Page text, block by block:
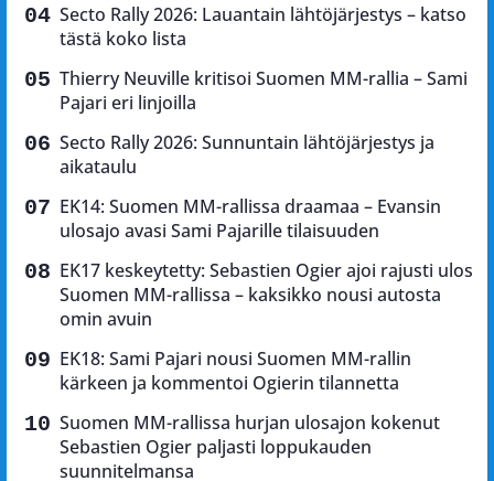
Secto Rally 2026: Lauantain lähtöjärjestys – katso
tästä koko lista
Thierry Neuville kritisoi Suomen MM-rallia – Sami
Pajari eri linjoilla
Secto Rally 2026: Sunnuntain lähtöjärjestys ja
aikataulu
EK14: Suomen MM-rallissa draamaa – Evansin
ulosajo avasi Sami Pajarille tilaisuuden
EK17 keskeytetty: Sebastien Ogier ajoi rajusti ulos
Suomen MM-rallissa – kaksikko nousi autosta
omin avuin
EK18: Sami Pajari nousi Suomen MM-rallin
kärkeen ja kommentoi Ogierin tilannetta
Suomen MM-rallissa hurjan ulosajon kokenut
Sebastien Ogier paljasti loppukauden
suunnitelmansa